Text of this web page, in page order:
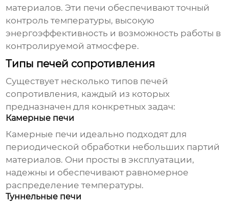
материалов. Эти печи обеспечивают точный
контроль температуры, высокую
энергоэффективность и возможность работы в
контролируемой атмосфере.
Типы печей сопротивления
Существует несколько типов печей
сопротивления, каждый из которых
предназначен для конкретных задач:
Камерные печи
Камерные печи идеально подходят для
периодической обработки небольших партий
материалов. Они просты в эксплуатации,
надежны и обеспечивают равномерное
распределение температуры.
Туннельные печи